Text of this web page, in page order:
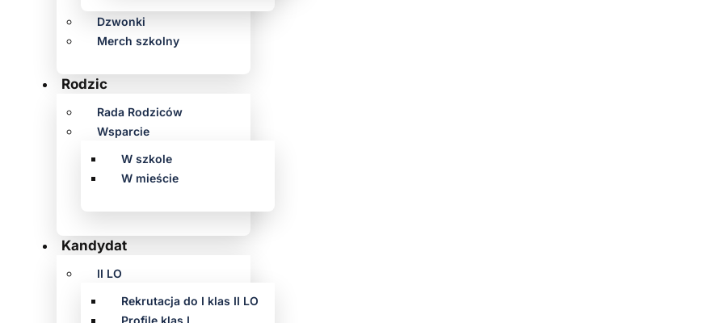
Dzwonki
Merch szkolny
Rodzic
Rada Rodziców
Wsparcie
W szkole
W mieście
Kandydat
II LO
Rekrutacja do I klas II LO
Profile klas I